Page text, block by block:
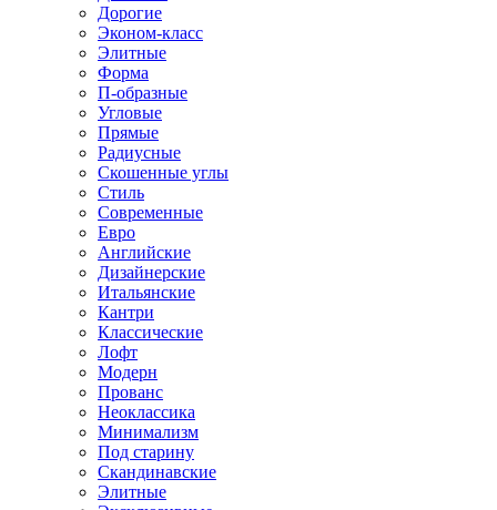
Дорогие
Эконом-класс
Элитные
Форма
П-образные
Угловые
Прямые
Радиусные
Скошенные углы
Стиль
Современные
Евро
Английские
Дизайнерские
Итальянские
Кантри
Классические
Лофт
Модерн
Прованс
Неоклассика
Минимализм
Под старину
Скандинавские
Элитные